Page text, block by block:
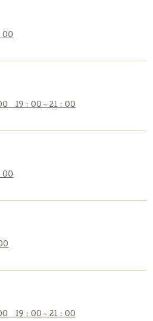
00
19：00～21：00
00
19：00～21：00